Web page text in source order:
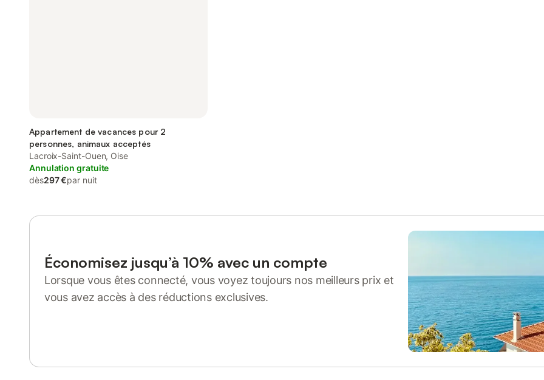
Appartement de vacances pour 2
personnes, animaux acceptés
Lacroix-Saint-Ouen, Oise
Annulation gratuite
dès297 €par nuit
Économisez jusqu’à 10% avec un compte
Lorsque vous êtes connecté, vous voyez toujours nos meilleurs prix et
vous avez accès à des réductions exclusives.